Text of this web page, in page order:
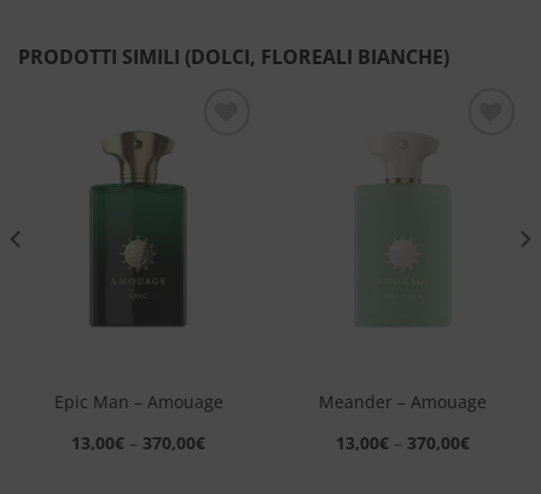
PRODOTTI SIMILI (DOLCI, FLOREALI BIANCHE)
alla lista
Epic Man – Amouage
13,00€ – 370,00€
Meander – Amouage
13,00€ – 370,00€